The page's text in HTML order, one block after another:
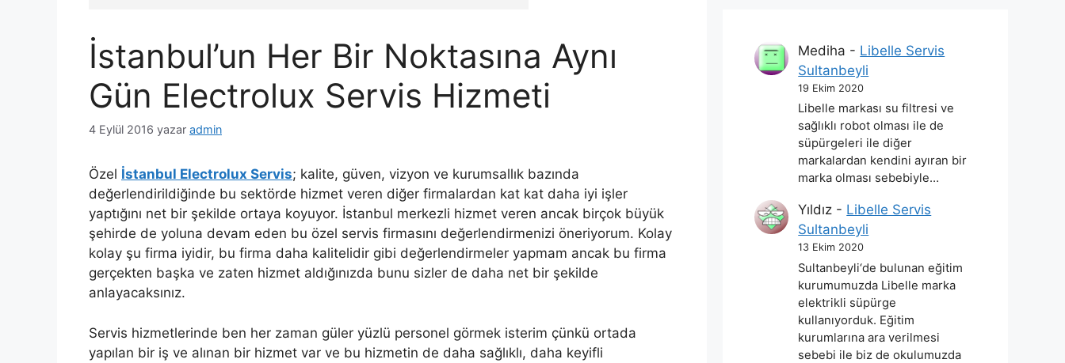
İstanbul’un Her Bir Noktasına Aynı
Gün Electrolux Servis Hizmeti
4 Eylül 2016 yazar admin
Özel İstanbul Electrolux Servis; kalite, güven, vizyon ve kurumsallık bazında
değerlendirildiğinde bu sektörde hizmet veren diğer firmalardan kat kat daha iyi işler
yaptığını net bir şekilde ortaya koyuyor. İstanbul merkezli hizmet veren ancak birçok büyük
şehirde de yoluna devam eden bu özel servis firmasını değerlendirmenizi öneriyorum. Kolay
kolay şu firma iyidir, bu firma daha kalitelidir gibi değerlendirmeler yapmam ancak bu firma
gerçekten başka ve zaten hizmet aldığınızda bunu sizler de daha net bir şekilde
anlayacaksınız.
Servis hizmetlerinde ben her zaman güler yüzlü personel görmek isterim çünkü ortada
yapılan bir iş ve alınan bir hizmet var ve bu hizmetin de daha sağlıklı, daha keyifli
Mediha - Libelle Servis
Sultanbeyli
19 Ekim 2020
Libelle markası su filtresi ve
sağlıklı robot olması ile de
süpürgeleri ile diğer
markalardan kendini ayıran bir
marka olması sebebiyle…
Yıldız - Libelle Servis
Sultanbeyli
13 Ekim 2020
Sultanbeyli‘de bulunan eğitim
kurumumuzda Libelle marka
elektrikli süpürge
kullanıyorduk. Eğitim
kurumlarına ara verilmesi
sebebi ile biz de okulumuzda